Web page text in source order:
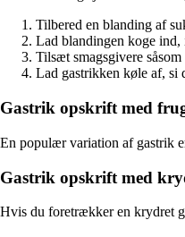
Tilbered en blanding af
Lad blandingen koge
Tilsæt smagsgivere
Lad gastrikken køle af, si
Gastrik opskrift med
En populær variation af gastrik
Gastrik opskrift med
Hvis du foretrækker en krydret